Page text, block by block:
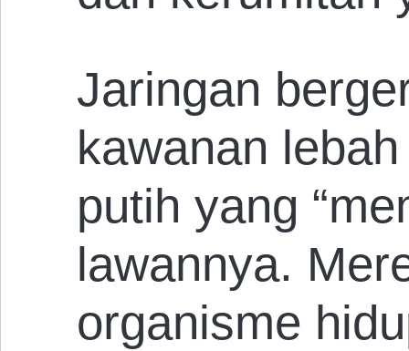
Jaringan
kawanan
putih yang
lawannya.
organisme